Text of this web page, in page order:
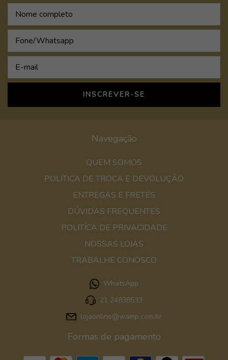
Navegação
QUEM SOMOS
POLÍTICA DE TROCA E DEVOLUÇÃO
ENTREGAS E FRETES
DÚVIDAS FREQUENTES
POLITÍCA DE PRIVACIDADE
NOSSAS LOJAS
TRABALHE CONOSCO
WhatsApp
21 24838533
lojaonline@wamp.com.br
Formas de pagamento